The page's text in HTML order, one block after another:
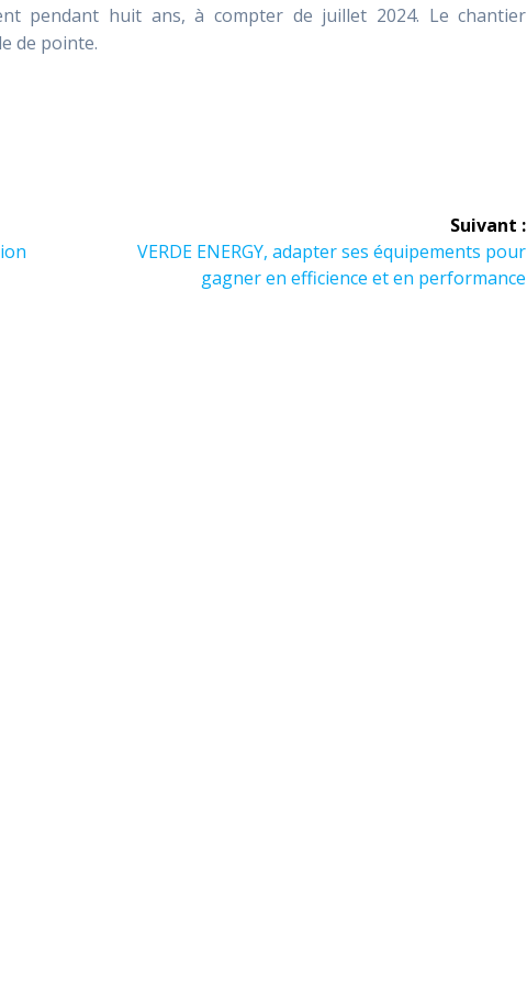
pendant huit ans, à compter de juillet 2024. Le chantier
de pointe.
Suivant :
Article
suivant :
VERDE ENERGY, adapter ses équipements pour
gagner en efficience et en performance